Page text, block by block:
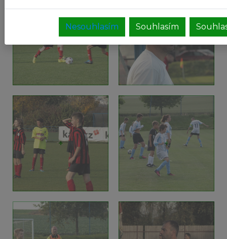
+ +
+ +
Nesouhlasím Souhlasím